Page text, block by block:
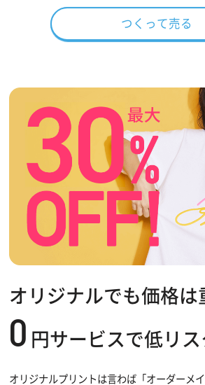
つくって売る
オリジナルでも価格は
0 円サービスで低リス
オリジナルプリントは言わば「オーダーメイ